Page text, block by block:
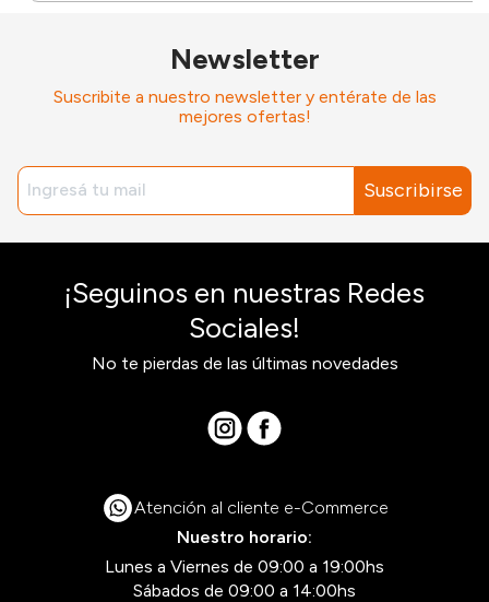
Newsletter
Suscribite a nuestro newsletter y entérate de las
mejores ofertas!
Suscribirse
¡Seguinos en nuestras Redes
Sociales!
No te pierdas de las últimas novedades
Atención al cliente e-Commerce
Nuestro horario:
Lunes a Viernes de 09:00 a 19:00hs
Sábados de 09:00 a 14:00hs